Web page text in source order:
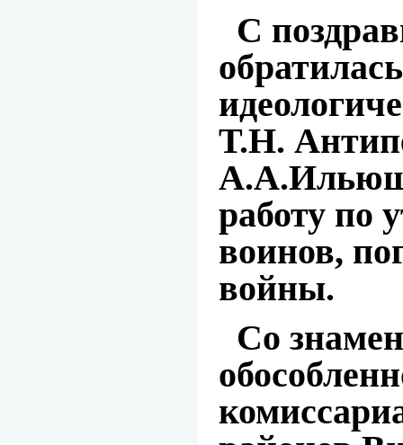
С
Т.Н.
работу по
воинов,
войны.
Со